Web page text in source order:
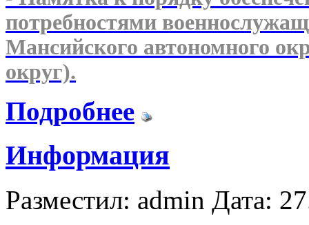
потребностями
Мансийского автономного
округ).
Подробнее
Информация
Разместил: admin Дата: